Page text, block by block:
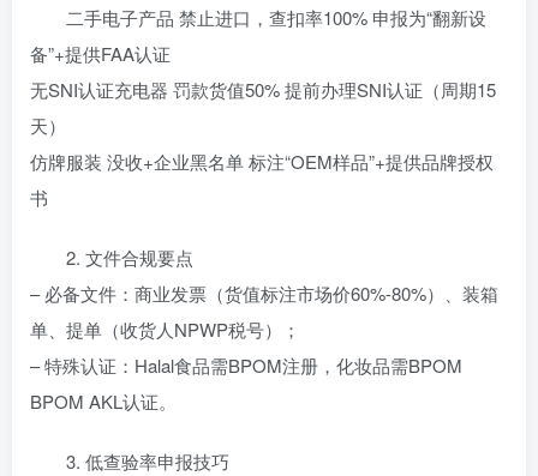
二手电子产品 禁止进口，查扣率100% 申报为“翻新设
备”+提供FAA认证
无SNI认证充电器 罚款货值50% 提前办理SNI认证（周期15
天）
仿牌服装 没收+企业黑名单 标注“OEM样品”+提供品牌授权
书
2. 文件合规要点
– 必备文件：商业发票（货值标注市场价60%-80%）、装箱
单、提单（收货人NPWP税号）；
– 特殊认证：Halal食品需BPOM注册，化妆品需BPOM
BPOM AKL认证。
3. 低查验率申报技巧